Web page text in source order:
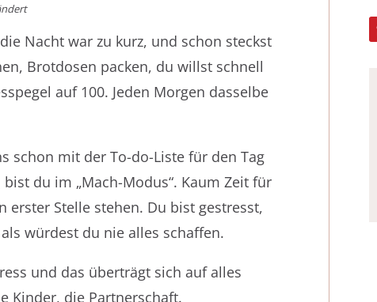
Nacht war zu kurz, und schon steckst
Brotdosen packen, du willst schnell
auf 100. Jeden Morgen dasselbe
schon mit der To-do-Liste für den Tag
du im „Mach-Modus“. Kaum Zeit für
Stelle stehen. Du bist gestresst,
würdest du nie alles schaffen.
und das überträgt sich auf alles
Kinder, die Partnerschaft.